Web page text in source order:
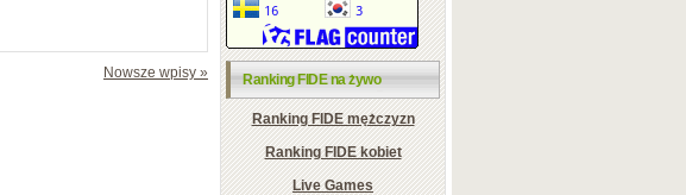
Nowsze wpisy » Ranking FIDE na żywo
Ranking FIDE mężczyzn
Ranking FIDE kobiet
Live Games